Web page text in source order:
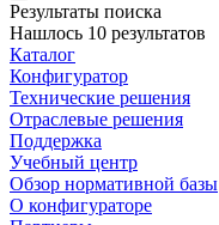
Результаты поиска
Нашлось 10 результатов
Каталог
Конфигуратор
Технические решения
Отраслевые решения
Поддержка
Учебный центр
Обзор нормативной базы
О конфигураторе